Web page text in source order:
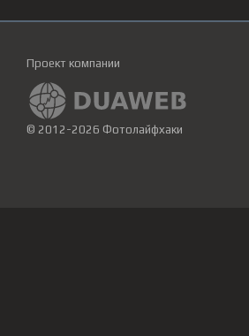
Проект компании
© 2012-2026 Фотолайфхаки